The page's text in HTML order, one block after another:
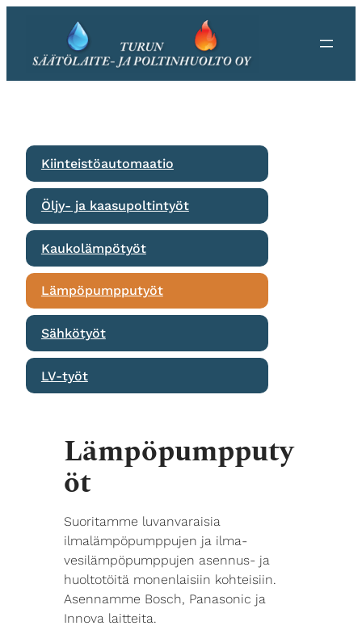
Kiinteistöautomaatio
Öljy- ja kaasupoltintyöt
Kaukolämpötyöt
Lämpöpumpputyöt
Sähkötyöt
LV-työt
Lämpöpumpputy
öt
Suoritamme luvanvaraisia
ilmalämpöpumppujen ja ilma-
vesilämpöpumppujen asennus- ja
huoltotöitä monenlaisiin kohteisiin.
Asennamme Bosch, Panasonic ja
Innova laitteita.